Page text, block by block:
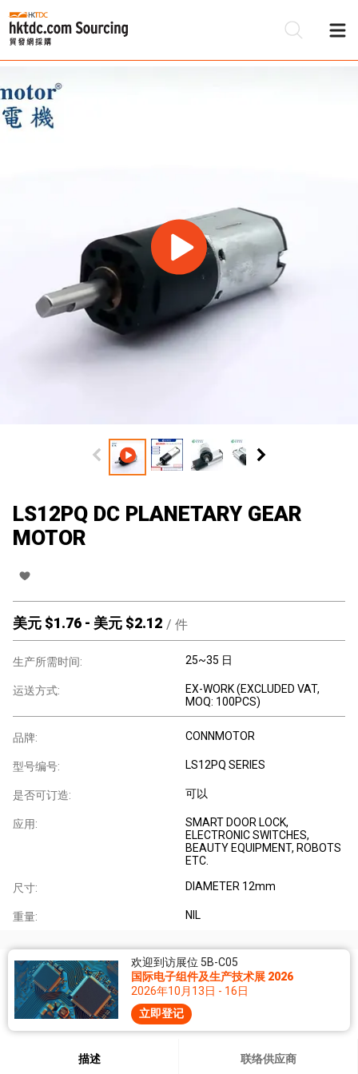
LS12PQ DC PLANETARY GEAR
MOTOR
美元 $1.76 - 美元 $2.12 / 件
生产所需时间: 25~35 日
运送方式:
EX-WORK (EXCLUDED VAT,
MOQ: 100PCS)
品牌: CONNMOTOR
型号编号: LS12PQ SERIES
是否可订造: 可以
应用:
SMART DOOR LOCK,
ELECTRONIC SWITCHES,
BEAUTY EQUIPMENT, ROBOTS
ETC.
尺寸: DIAMETER 12mm
重量: NIL
欢迎到访展位 5B-C05
国际电子组件及生产技术展 2026
2026年10月13日 - 16日
立即登记
描述 联络供应商